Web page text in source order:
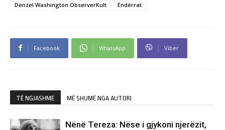
Denzel Washington ObserverKult
Ëndërrat
Facebook WhatsApp Viber
TË NGJASHME MË SHUMË NGA AUTORI
Nënë Tereza: Nëse i gjykoni njerëzit,